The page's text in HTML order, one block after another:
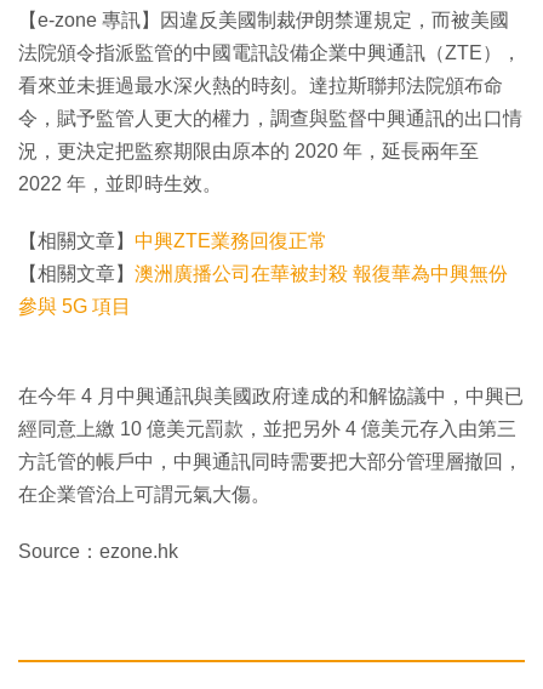
【e-zone 專訊】因違反美國制裁伊朗禁運規定，而被美國
法院頒令指派監管的中國電訊設備企業中興通訊（ZTE），
看來並未捱過最水深火熱的時刻。達拉斯聯邦法院頒布命
令，賦予監管人更大的權力，調查與監督中興通訊的出口情
況，更決定把監察期限由原本的 2020 年，延長兩年至
2022 年，並即時生效。
【相關文章】 中興ZTE業務回復正常
【相關文章】 澳洲廣播公司在華被封殺 報復華為中興無份
參與 5G 項目
在今年 4 月中興通訊與美國政府達成的和解協議中，中興已
經同意上繳 10 億美元罰款，並把另外 4 億美元存入由第三
方託管的帳戶中，中興通訊同時需要把大部分管理層撤回，
在企業管治上可謂元氣大傷。
Source：ezone.hk